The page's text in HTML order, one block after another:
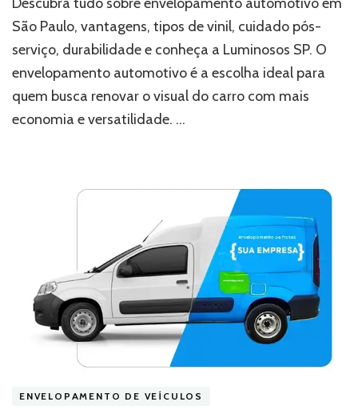
melhor
serviço
SP
São Paulo, vantagens, tipos de vinil, cuidado pós-
serviço, durabilidade e conheça a Luminosos SP. O
envelopamento automotivo é a escolha ideal para
quem busca renovar o visual do carro com mais
economia e versatilidade. …
ENVELOPAMENTO DE VEÍCULOS